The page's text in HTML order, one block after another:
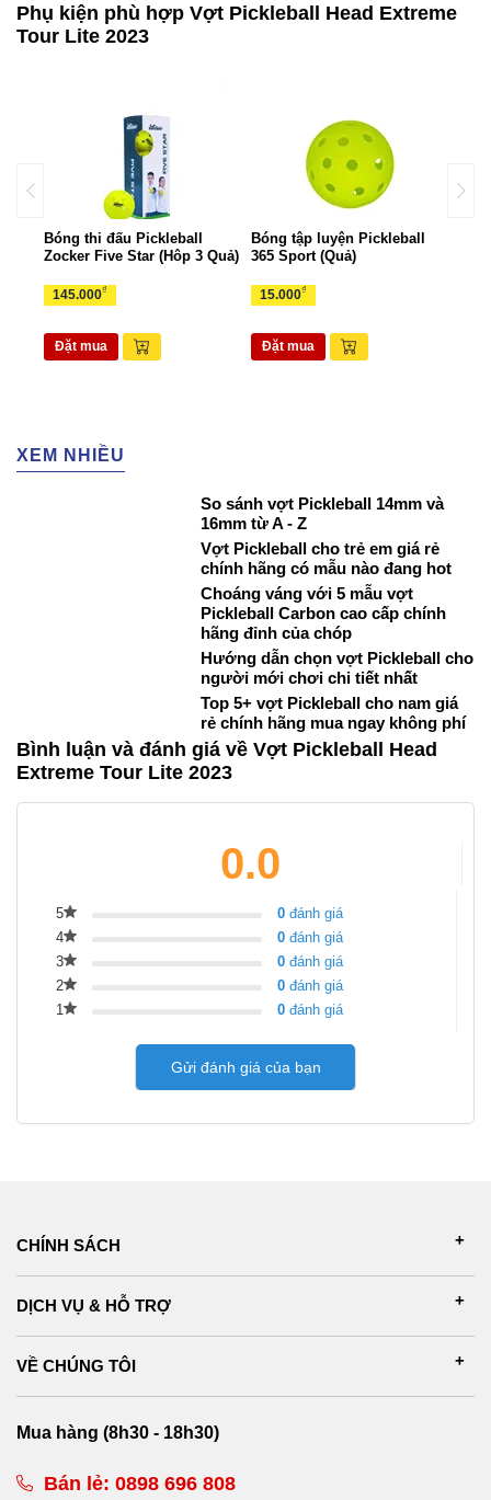
Phụ kiện phù hợp Vợt Pickleball Head Extreme
Tour Lite 2023
Bóng thi đấu Pickleball
Zocker Five Star (Hôp 3 Quả)
145.000₫
Đặt mua
Bóng tập luyện Pickleball
365 Sport (Quả)
15.000₫
Đặt mua
XEM NHIỀU
So sánh vợt Pickleball 14mm và
16mm từ A - Z
Vợt Pickleball cho trẻ em giá rẻ
chính hãng có mẫu nào đang hot
Choáng váng với 5 mẫu vợt
Pickleball Carbon cao cấp chính
hãng đỉnh của chóp
Hướng dẫn chọn vợt Pickleball cho
người mới chơi chi tiết nhất
Top 5+ vợt Pickleball cho nam giá
rẻ chính hãng mua ngay không phí
Bình luận và đánh giá về Vợt Pickleball Head
Extreme Tour Lite 2023
0.0
5 0 đánh giá
4
0 đánh giá
3
0 đánh giá
2
0 đánh giá
1
0 đánh giá
Gửi đánh giá của bạn
CHÍNH SÁCH
DỊCH VỤ & HỖ TRỢ
VỀ CHÚNG TÔI
Mua hàng (8h30 - 18h30)
Bán lẻ: 0898 696 808